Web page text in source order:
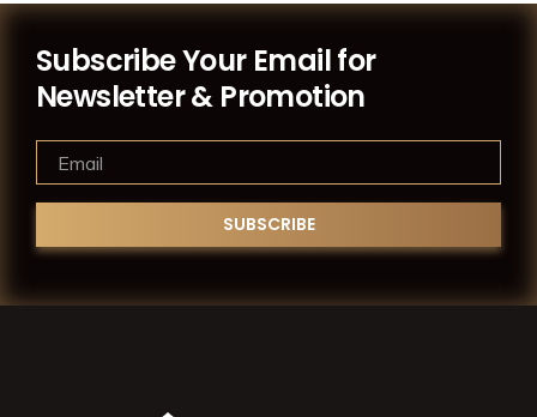
Subscribe Your Email for
Newsletter & Promotion